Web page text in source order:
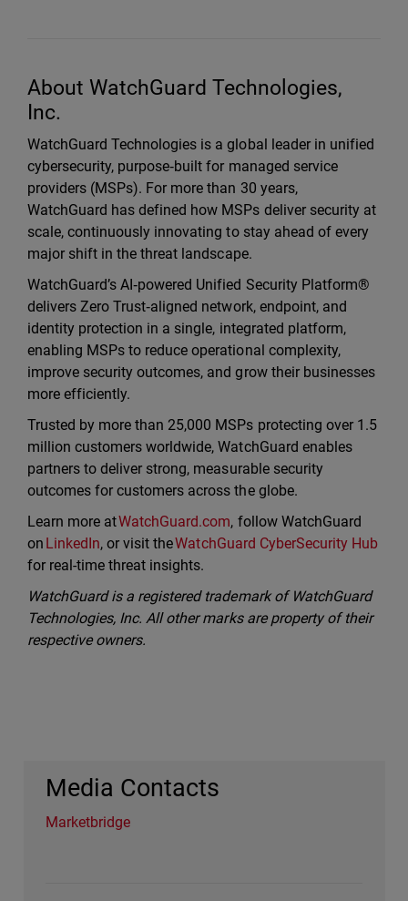
About WatchGuard Technologies,
Inc.
WatchGuard Technologies is a global leader in unified
cybersecurity, purpose‑built for managed service
providers (MSPs). For more than 30 years,
WatchGuard has defined how MSPs deliver security at
scale, continuously innovating to stay ahead of every
major shift in the threat landscape.
WatchGuard’s AI‑powered Unified Security Platform®
delivers Zero Trust‑aligned network, endpoint, and
identity protection in a single, integrated platform,
enabling MSPs to reduce operational complexity,
improve security outcomes, and grow their businesses
more efficiently.
Trusted by more than 25,000 MSPs protecting over 1.5
million customers worldwide, WatchGuard enables
partners to deliver strong, measurable security
outcomes for customers across the globe.
Learn more atWatchGuard.com, follow WatchGuard
on LinkedIn, or visit theWatchGuard CyberSecurity Hub
for real-time threat insights.
WatchGuard is a registered trademark of WatchGuard
Technologies, Inc. All other marks are property of their
respective owners.
Media Contacts
Marketbridge